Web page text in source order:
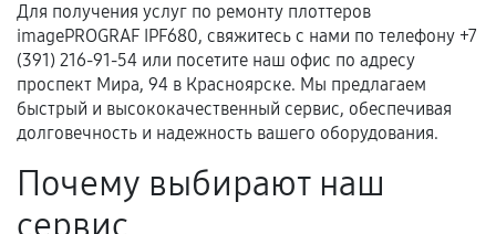
Гарантия на выполненные работы может
сохраняться полностью или частично, если
соблюдены следующие условия:
Предоставленные детали подходят по
техническим параметрам и не имеют внешних
Установка была выполнена нашим сервисным
центром.
Для получения услуг по ремонту плоттеров
imagePROGRAF IPF680, свяжитесь с нами по телефону +7
(391) 216-91-54 или посетите наш офис по адресу
проспект Мира, 94 в Красноярске. Мы предлагаем
быстрый и высококачественный сервис, обеспечивая
долговечность и надежность вашего оборудования.
Почему выбирают наш